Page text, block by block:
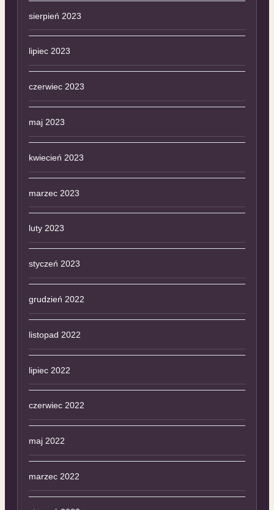
sierpień 2023
lipiec 2023
czerwiec 2023
maj 2023
kwiecień 2023
marzec 2023
luty 2023
styczeń 2023
grudzień 2022
listopad 2022
lipiec 2022
czerwiec 2022
maj 2022
marzec 2022